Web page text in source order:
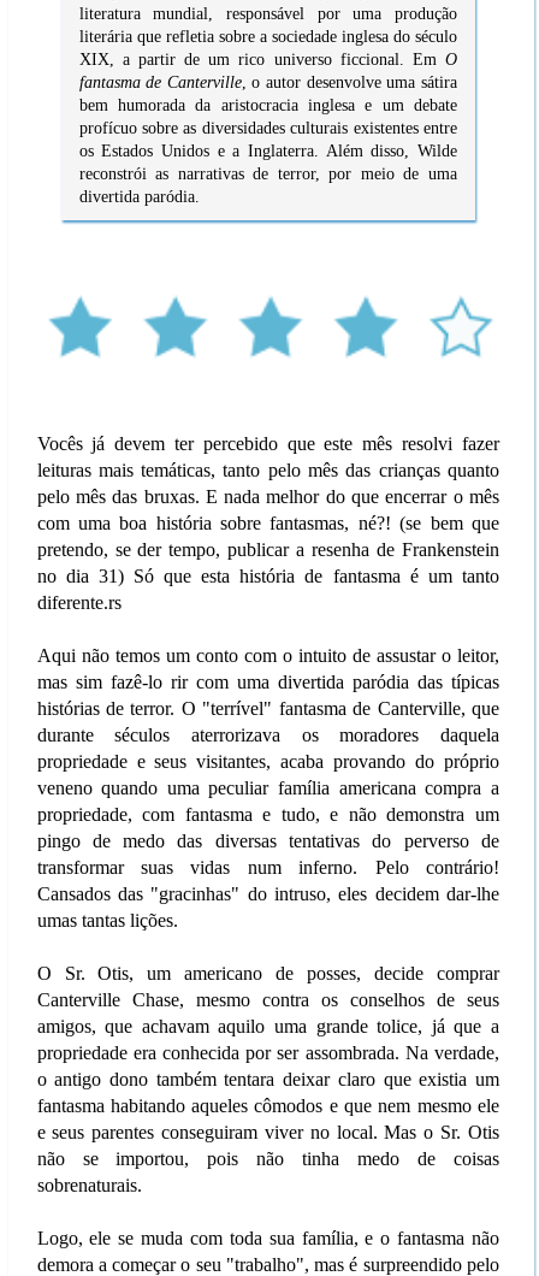
literatura mundial, responsável por uma produção
literária que refletia sobre a sociedade inglesa do século
XIX, a partir de um rico universo ficcional. Em O
fantasma de Canterville, o autor desenvolve uma sátira
bem humorada da aristocracia inglesa e um debate
profícuo sobre as diversidades culturais existentes entre
os Estados Unidos e a Inglaterra. Além disso, Wilde
reconstrói as narrativas de terror, por meio de uma
divertida paródia.
Vocês já devem ter percebido que este mês resolvi fazer
leituras mais temáticas, tanto pelo mês das crianças quanto
pelo mês das bruxas. E nada melhor do que encerrar o mês
com uma boa história sobre fantasmas, né?! (se bem que
pretendo, se der tempo, publicar a resenha de Frankenstein
no dia 31) Só que esta história de fantasma é um tanto
diferente.rs
Aqui não temos um conto com o intuito de assustar o leitor,
mas sim fazê-lo rir com uma divertida paródia das típicas
histórias de terror. O "terrível" fantasma de Canterville, que
durante séculos aterrorizava os moradores daquela
propriedade e seus visitantes, acaba provando do próprio
veneno quando uma peculiar família americana compra a
propriedade, com fantasma e tudo, e não demonstra um
pingo de medo das diversas tentativas do perverso de
transformar suas vidas num inferno. Pelo contrário!
Cansados das "gracinhas" do intruso, eles decidem dar-lhe
umas tantas lições.
O Sr. Otis, um americano de posses, decide comprar
Canterville Chase, mesmo contra os conselhos de seus
amigos, que achavam aquilo uma grande tolice, já que a
propriedade era conhecida por ser assombrada. Na verdade,
o antigo dono também tentara deixar claro que existia um
fantasma habitando aqueles cômodos e que nem mesmo ele
e seus parentes conseguiram viver no local. Mas o Sr. Otis
não se importou, pois não tinha medo de coisas
sobrenaturais.
Logo, ele se muda com toda sua família, e o fantasma não
demora a começar o seu "trabalho", mas é surpreendido pelo